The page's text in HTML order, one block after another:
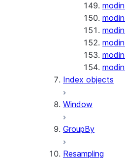
Index objects
Window
GroupBy
Resampling